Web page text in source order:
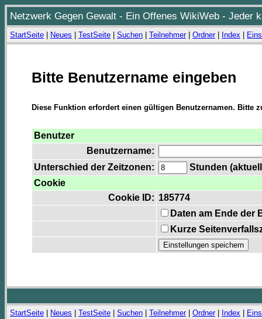
Netzwerk Gegen Gewalt - Ein Offenes WikiWeb - Jeder
StartSeite Neues TestSeite Suchen Teilnehmer| Ordner| Index
Bitte Benutzername eingeben
Diese Funktion erfordert einen gültigen Benutzernamen. Bitte
Benutzer
Benutzername:
Unterschied der Zeitzonen:
Stunden
Cookie
Cookie ID: 185774
Daten am Ende der
Kurze
StartSeite Neues TestSeite Suchen Teilnehmer| Ordner| Index